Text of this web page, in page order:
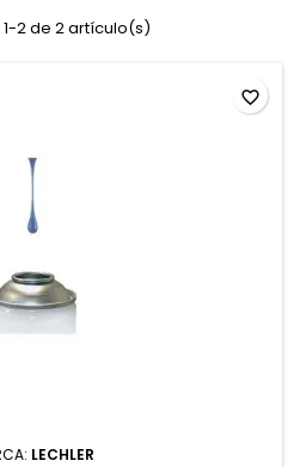
2 de 2 artículo(s)
LECHLER
favorite_border